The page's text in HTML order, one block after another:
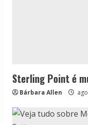
Sterling Point é
Bárbara Allen